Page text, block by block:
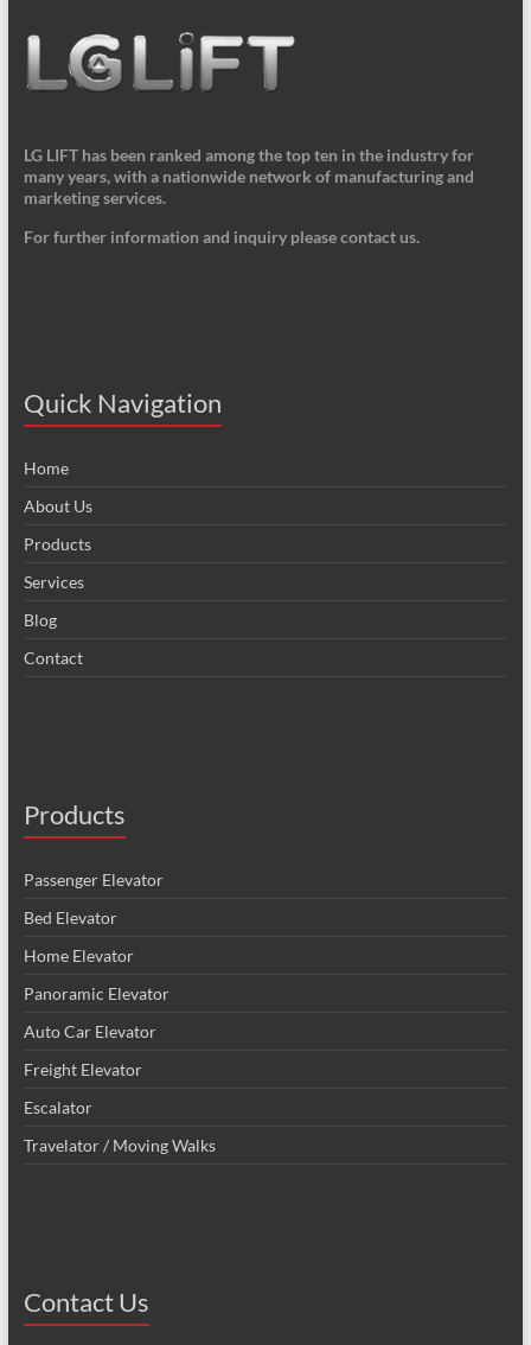
LG LIFT has been ranked among the top ten in the industry for
many years, with a nationwide network of manufacturing and
marketing services.
For further information and inquiry please contact us.
Quick Navigation
Home
About Us
Products
Services
Blog
Contact
Products
Passenger Elevator
Bed Elevator
Home Elevator
Panoramic Elevator
Auto Car Elevator
Freight Elevator
Escalator
Travelator / Moving Walks
Contact Us